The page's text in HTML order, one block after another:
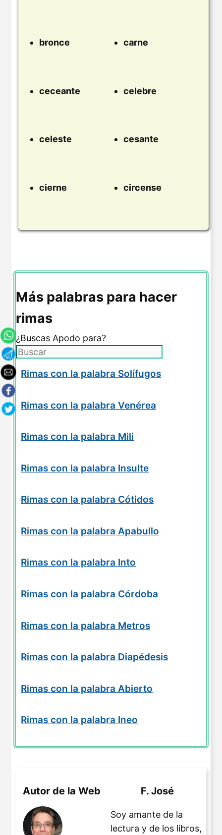
bronce carne
ceceante celebre
celeste cesante
cierne circense
Más palabras para hacer
rimas
¿Buscas Apodo para?
Rimas con la palabra Solífugos
Rimas con la palabra Venérea
Rimas con la palabra Mili
Rimas con la palabra Insulte
Rimas con la palabra Cótidos
Rimas con la palabra Apabullo
Rimas con la palabra Into
Rimas con la palabra Córdoba
Rimas con la palabra Metros
Rimas con la palabra Diapédesis
Rimas con la palabra Abierto
Rimas con la palabra Ineo
Autor de la Web F. José
Soy amante de la
lectura y de los libros,